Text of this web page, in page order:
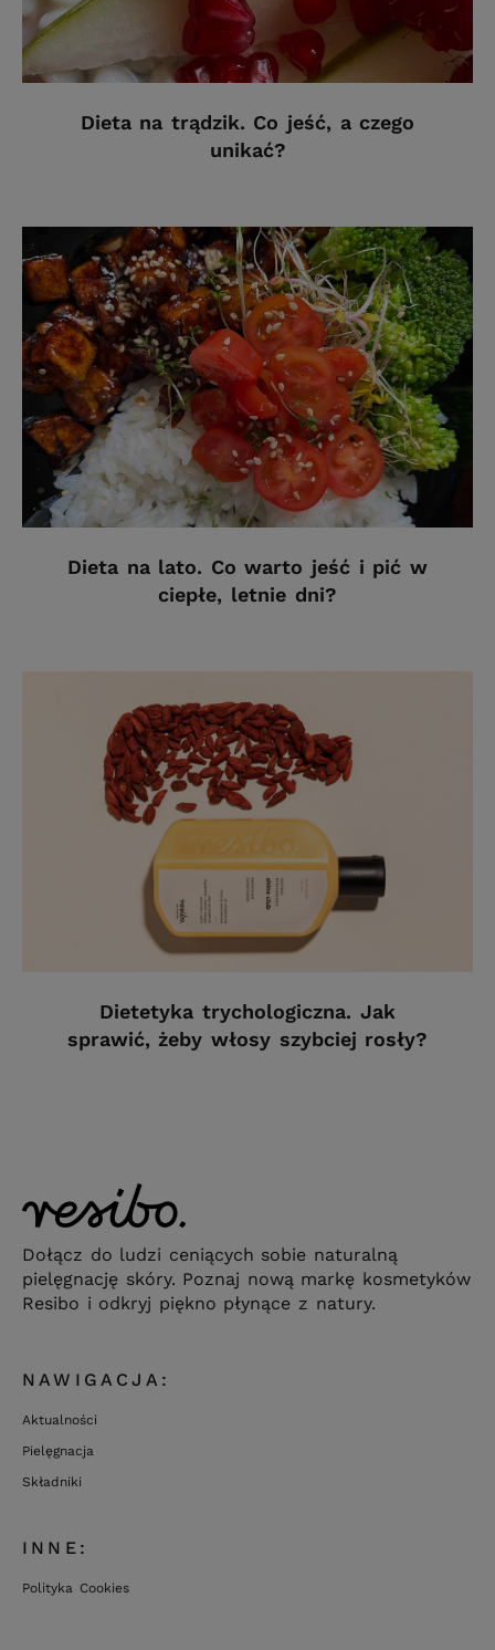
Dieta na trądzik. Co jeść, a czego
unikać?
Dieta na lato. Co warto jeść i pić w
ciepłe, letnie dni?
Dietetyka trychologiczna. Jak
sprawić, żeby włosy szybciej rosły?
Dołącz do ludzi ceniących sobie naturalną
pielęgnację skóry. Poznaj nową markę kosmetyków
Resibo i odkryj piękno płynące z natury.
NAWIGACJA:
Aktualności
Pielęgnacja
Składniki
INNE:
Polityka Cookies